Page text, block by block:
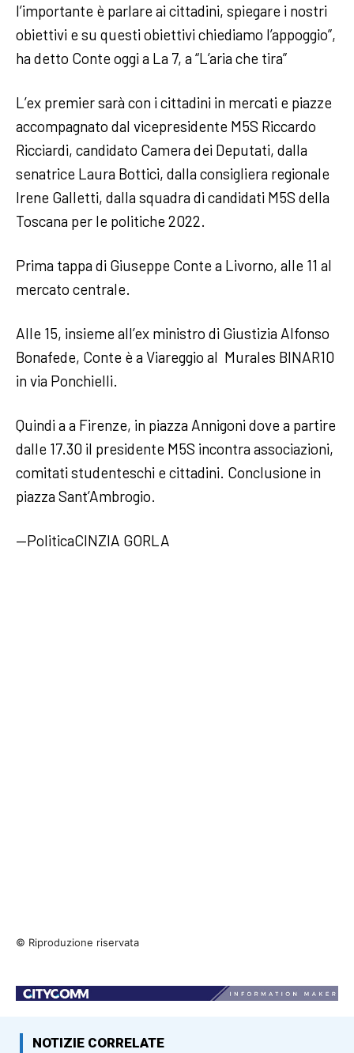
l’importante è parlare ai cittadini, spiegare i nostri
obiettivi e su questi obiettivi chiediamo l’appoggio”,
ha detto Conte oggi a La 7, a “L’aria che tira”
L’ex premier sarà con i cittadini in mercati e piazze
accompagnato dal vicepresidente M5S Riccardo
Ricciardi, candidato Camera dei Deputati, dalla
senatrice Laura Bottici, dalla consigliera regionale
Irene Galletti, dalla squadra di candidati M5S della
Toscana per le politiche 2022.
Prima tappa di Giuseppe Conte a Livorno, alle 11 al
mercato centrale.
Alle 15, insieme all’ex ministro di Giustizia Alfonso
Bonafede, Conte è a Viareggio al Murales BINAR10
in via Ponchielli.
Quindi a a Firenze, in piazza Annigoni dove a partire
dalle 17.30 il presidente M5S incontra associazioni,
comitati studenteschi e cittadini. Conclusione in
piazza Sant’Ambrogio.
—PoliticaCINZIA GORLA
© Riproduzione riservata
NOTIZIE CORRELATE